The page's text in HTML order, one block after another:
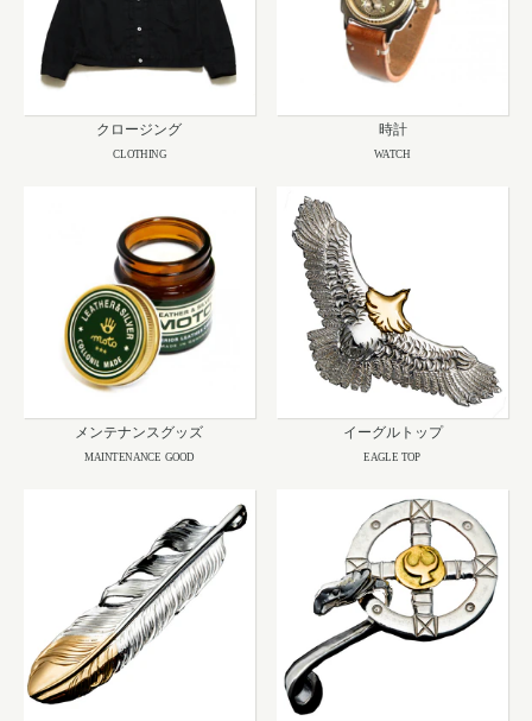
クロージング
CLOTHING
時計
WATCH
メンテナンスグッズ
MAINTENANCE GOOD
イーグルトップ
EAGLE TOP